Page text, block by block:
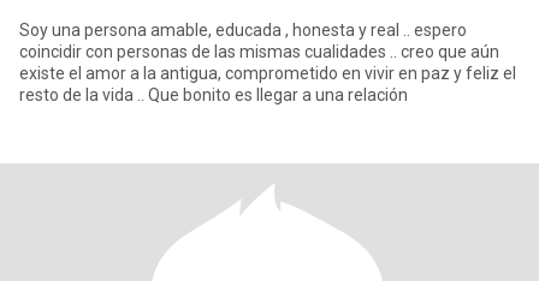
Soy una persona amable, educada , honesta y real .. espero
coincidir con personas de las mismas cualidades .. creo que aún
existe el amor a la antigua, comprometido en vivir en paz y feliz el
resto de la vida .. Que bonito es llegar a una relación